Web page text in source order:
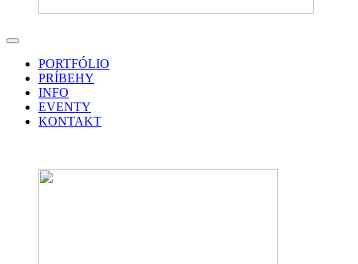
PORTFÓLIO
PRÍBEHY
INFO
EVENTY
KONTAKT